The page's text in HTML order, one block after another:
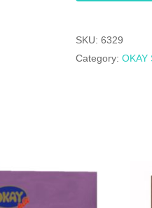
SKU: 6329
Category: OKAY